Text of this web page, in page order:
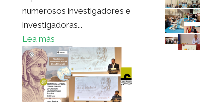
numerosos investigadores e
investigadoras...
Lea más